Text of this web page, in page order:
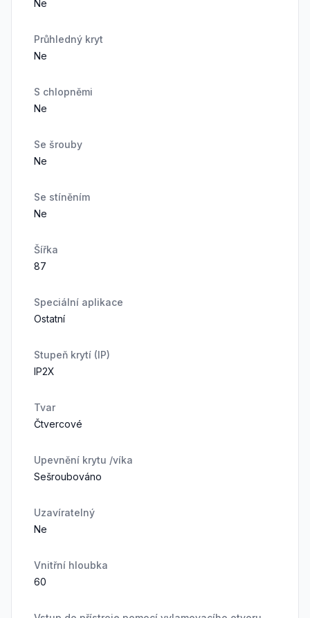
Ne
Průhledný kryt
Ne
S chlopněmi
Ne
Se šrouby
Ne
Se stíněním
Ne
Šířka
87
Speciální aplikace
Ostatní
Stupeň krytí (IP)
IP2X
Tvar
Čtvercové
Upevnění krytu /víka
Sešroubováno
Uzavíratelný
Ne
Vnitřní hloubka
60